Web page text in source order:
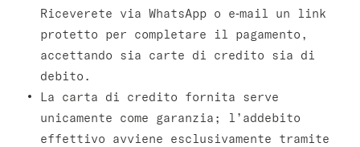
Riceverete via WhatsApp o e‑mail un link
protetto per completare il pagamento,
accettando sia carte di credito sia di
debito.
La carta di credito fornita serve
unicamente come garanzia; l’addebito
effettivo avviene esclusivamente tramite